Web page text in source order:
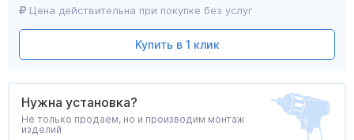
Цена действительна при покупке без услуг
Купить в 1 клик
Нужна установка?
Не только продаем, но и производим монтаж
изделий